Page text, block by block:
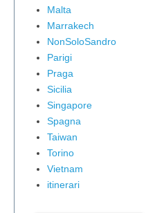
Malta
Marrakech
NonSoloSandro
Parigi
Praga
Sicilia
Singapore
Spagna
Taiwan
Torino
Vietnam
itinerari